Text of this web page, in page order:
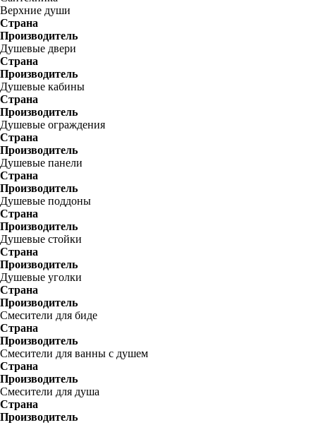
Верхние души
Страна
Производитель
Душевые двери
Страна
Производитель
Душевые кабины
Страна
Производитель
Душевые ограждения
Страна
Производитель
Душевые панели
Страна
Производитель
Душевые поддоны
Страна
Производитель
Душевые стойки
Страна
Производитель
Душевые уголки
Страна
Производитель
Смесители для биде
Страна
Производитель
Смесители для ванны с душем
Страна
Производитель
Смесители для душа
Страна
Производитель